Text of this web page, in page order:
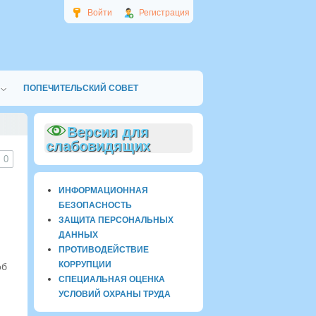
Войти Регистрация
ПОПЕЧИТЕЛЬСКИЙ СОВЕТ
0
Версия для
слабовидящих
ИНФОРМАЦИОННАЯ
БЕЗОПАСНОСТЬ
ЗАЩИТА ПЕРСОНАЛЬНЫХ
ДАННЫХ
ПРОТИВОДЕЙСТВИЕ
КОРРУПЦИИ
СПЕЦИАЛЬНАЯ ОЦЕНКА
УСЛОВИЙ ОХРАНЫ ТРУДА